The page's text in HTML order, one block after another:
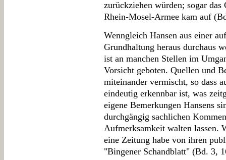
zurückziehen würden; sogar das
Rhein-Mosel-Armee kam auf
Wenngleich Hansen aus einer
Grundhaltung heraus durchaus
ist an manchen Stellen im
Vorsicht geboten. Quellen und
miteinander vermischt, so dass
eindeutig erkennbar ist, was
eigene Bemerkungen Hansens
durchgängig sachlichen
Aufmerksamkeit walten lassen.
eine Zeitung habe von ihren
"Bingener Schandblatt" (Bd. 3,